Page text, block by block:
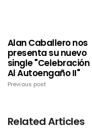
Alan Caballero nos
presenta su nuevo
single "Celebración
Al Autoengaño II"
Previous post
Related Articles